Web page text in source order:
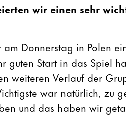
wir einen sehr
Donnerstag in Polen
guten Start in das Spiel
weiteren Verlauf der
war natürlich, zu
und das haben wir